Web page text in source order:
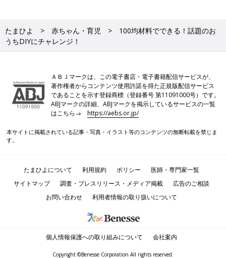
たまひよ 赤ちゃん・育児
100均材料でできる！話題のお
うちDIYにチャレンジ！
ＡＢＪマークは、この電子書店・電子書籍配信サービスが、
著作権者からコンテンツ使用許諾を得た正規版配信サービス
であることを示す登録商標（登録番号 第11091000号）です。
ABJマークの詳細、ABJマークを掲示しているサービスの一覧
はこちら→https://aebs.or.jp/
本サイトに掲載されている記事・写真・イラスト等のコンテンツの無断転載を禁じま
す。
たまひよについて 利用規約 ポリシー
医師・専門家一覧
サイトマップ
調査・プレスリリース・メディア掲載
広告のご相談
お問い合わせ
利用者情報の取り扱いについて
個人情報保護への取り組みについて 会社案内
Copyright ©Benesse Corporation All rights reserved.